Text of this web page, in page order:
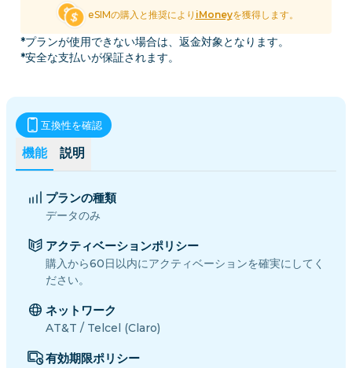
eSIMの購入と推奨により iMoneyを獲得します。
*プランが使用できない場合は、返金対象となります。
*安全な支払いが保証されます。
機能 説明
互換性を確認
プランの種類
データのみ
アクティベーションポリシー
購入から60日以内にアクティベーションを確実にしてく
ださい。
ネットワーク
AT&T / Telcel (Claro)
有効期限ポリシー